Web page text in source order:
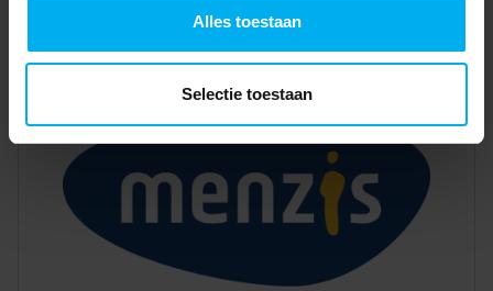
Alles toestaan
Selectie toestaan